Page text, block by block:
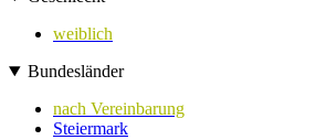
weiblich
Bundesländer
nach Vereinbarung
Steiermark